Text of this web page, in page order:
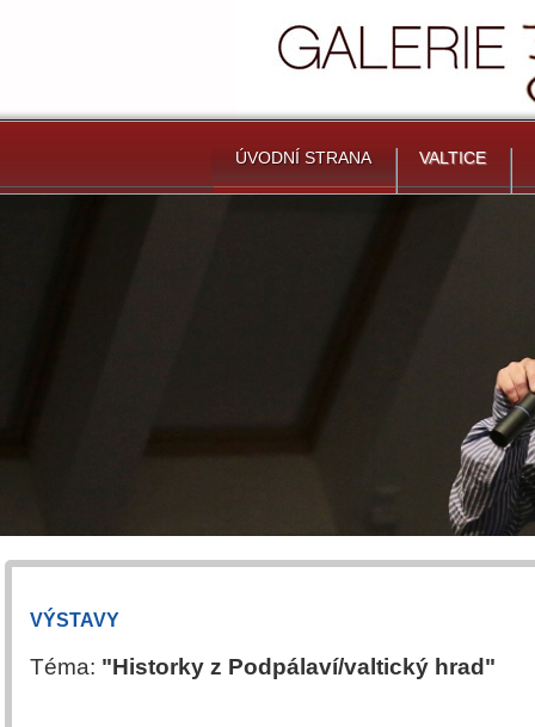
ÚVODNÍ STRANA VALTICE
VÝSTAVY
Téma: "Historky z Podpálaví/valtický hrad"